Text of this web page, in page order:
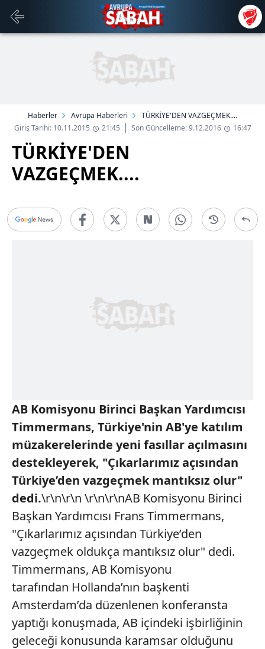
Haberler Avrupa Haberleri
TÜRKİYE'DEN VAZGEÇMEK....
Giriş Tarihi: 10.11.2015
21:45 Son Güncelleme: 9.12.2016 16:47
TÜRKİYE'DEN
VAZGEÇMEK....
AB Komisyonu Birinci Başkan Yardımcısı
Timmermans, Türkiye'nin AB'ye katılım
müzakerelerinde yeni fasıllar açılmasını
destekleyerek, "Çıkarlarımız açısından
Türkiye’den vazgeçmek mantıksız olur"
dedi.\r\n\r\n \r\n\r\nAB Komisyonu Birinci
Başkan Yardımcısı Frans Timmermans,
"Çıkarlarımız açısından Türkiye’den
vazgeçmek oldukça mantıksız olur" dedi.
Timmermans, AB Komisyonu
tarafından Hollanda’nın başkenti
Amsterdam’da düzenlenen konferansta
yaptığı konuşmada, AB içindeki işbirliğinin
geleceği konusunda karamsar olduğunu